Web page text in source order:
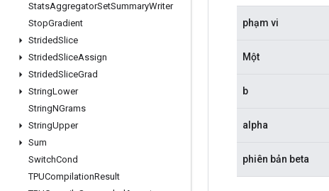
StatsAggregatorSetSummaryWriter
StopGradient
StridedSlice
StridedSliceAssign
StridedSliceGrad
StringLower
StringNGrams
StringUpper
Sum
SwitchCond
TPUCompilationResult
phạm vi
Một
b
alpha
phiên bản beta